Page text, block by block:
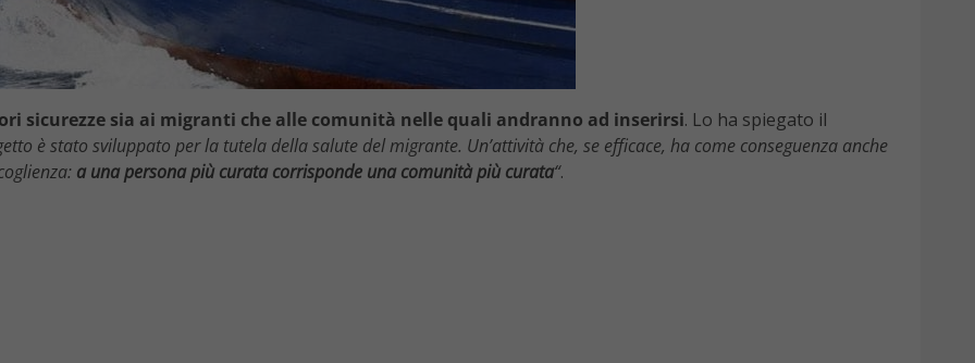
sicurezze sia ai migranti che alle comunità nelle quali andranno ad inserirsi. Lo ha spiegato il
è stato sviluppato per la tutela della salute del migrante. Un’attività che, se efficace, ha come conseguenza anche
a una persona più curata corrisponde una comunità più curata“.